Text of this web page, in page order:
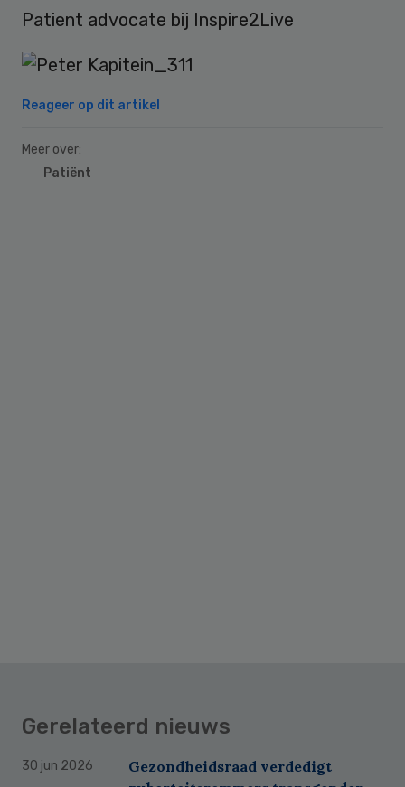
Patient advocate bij Inspire2Live
Reageer op dit artikel
Meer over:
Patiënt
Gerelateerd nieuws
30 jun 2026
Gezondheidsraad verdedigt